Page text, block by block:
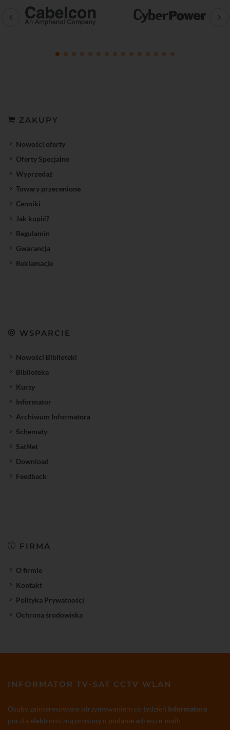
ZAKUPY
Nowości oferty
Oferty Specjalne
Wyprzedaż
Towary przecenione
Cenniki
Jak kupić?
Regulamin
Gwarancja
Reklamacje
WSPARCIE
Nowości Biblioteki
Biblioteka
Kursy
Informator
Archiwum Informatora
Schematy
SatNet
Download
Feedback
FIRMA
O firmie
Kontakt
Polityka Prywatności
Ochrona środowiska
INFORMATOR TV-SAT CCTV WLAN
Osoby zainteresowane otrzymywaniem co tydzień Informatora
pocztą elektroniczną prosimy o podanie adresu e-mail: